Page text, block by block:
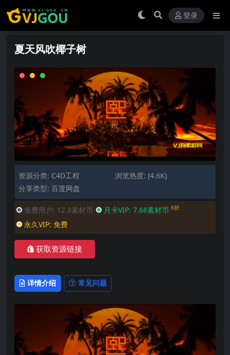
登录
夏天风吹椰子树
资源分类: C4D工程
浏览热度: (4.6K)
分享类型: 百度网盘
免费用户: 12.8素材币 月卡VIP: 7.68素材币 6折
永久VIP: 免费
获取资源链接
详情介绍 常见问题